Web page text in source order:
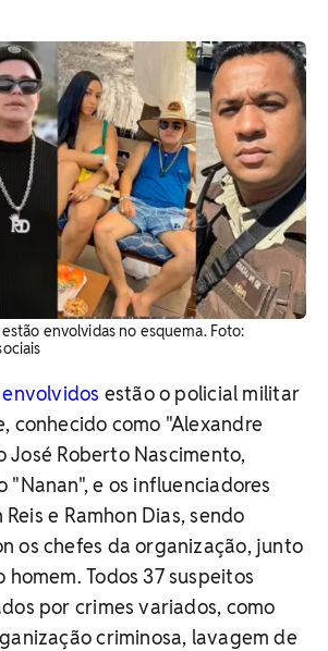
envolvidas no esquema. ​Foto:
estão o policial militar
conhecido como "Alexandre
José Roberto Nascimento,
"Nanan", e os influenciadores
e Ramhon Dias, sendo
os chefes da organização, junto
Todos 37 suspeitos
por crimes variados, como
criminosa, lavagem de